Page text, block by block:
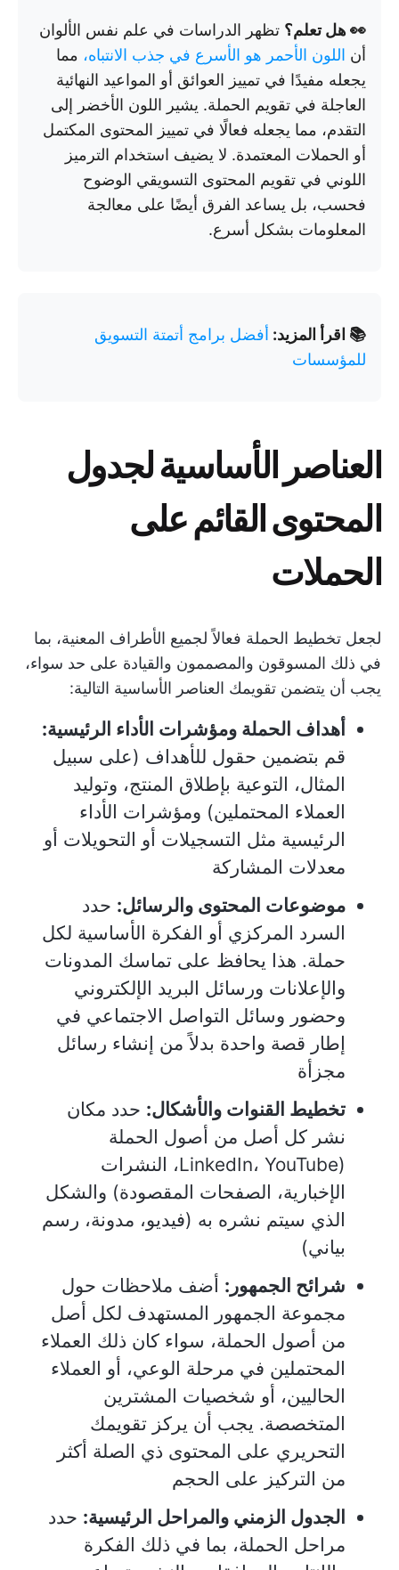
👀 هل تعلم؟ تظهر الدراسات في علم نفس الألوان
أن اللون الأحمر هو الأسرع في جذب الانتباه، مما
يجعله مفيدًا في تمييز العوائق أو المواعيد النهائية
العاجلة في تقويم الحملة. يشير اللون الأخضر إلى
التقدم، مما يجعله فعالًا في تمييز المحتوى المكتمل
أو الحملات المعتمدة. لا يضيف استخدام الترميز
اللوني في تقويم المحتوى التسويقي الوضوح
فحسب، بل يساعد الفرق أيضًا على معالجة
المعلومات بشكل أسرع.
📚 اقرأ المزيد: أفضل برامج أتمتة التسويق
للمؤسسات
العناصر الأساسية لجدول
المحتوى القائم على
الحملات
لجعل تخطيط الحملة فعالاً لجميع الأطراف المعنية، بما
في ذلك المسوقون والمصممون والقيادة على حد سواء،
يجب أن يتضمن تقويمك العناصر الأساسية التالية:
أهداف الحملة ومؤشرات الأداء الرئيسية:
قم بتضمين حقول للأهداف (على سبيل
المثال، التوعية بإطلاق المنتج، وتوليد
العملاء المحتملين) ومؤشرات الأداء
الرئيسية مثل التسجيلات أو التحويلات أو
معدلات المشاركة
موضوعات المحتوى والرسائل: حدد
السرد المركزي أو الفكرة الأساسية لكل
حملة. هذا يحافظ على تماسك المدونات
والإعلانات ورسائل البريد الإلكتروني
وحضور وسائل التواصل الاجتماعي في
إطار قصة واحدة بدلاً من إنشاء رسائل
مجزأة
تخطيط القنوات والأشكال: حدد مكان
نشر كل أصل من أصول الحملة
(LinkedIn، YouTube، النشرات
الإخبارية، الصفحات المقصودة) والشكل
الذي سيتم نشره به (فيديو، مدونة، رسم
بياني)
شرائح الجمهور: أضف ملاحظات حول
مجموعة الجمهور المستهدف لكل أصل
من أصول الحملة، سواء كان ذلك العملاء
المحتملين في مرحلة الوعي، أو العملاء
الحاليين، أو شخصيات المشترين
المتخصصة. يجب أن يركز تقويمك
التحريري على المحتوى ذي الصلة أكثر
من التركيز على الحجم
الجدول الزمني والمراحل الرئيسية: حدد
مراحل الحملة، بما في ذلك الفكرة